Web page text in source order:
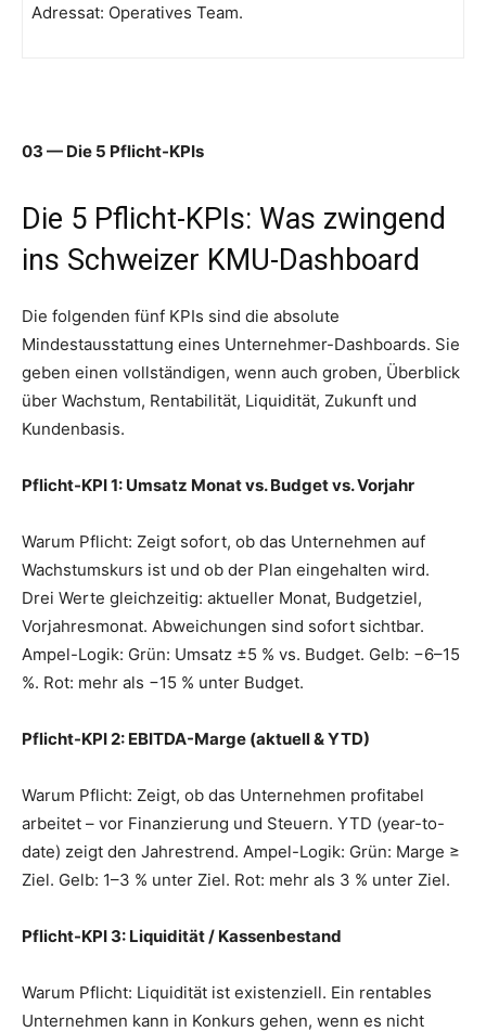
Adressat: Operatives Team.
03 — Die 5 Pflicht-KPIs
Die 5 Pflicht-KPIs: Was zwingend
ins Schweizer KMU-Dashboard
Die folgenden fünf KPIs sind die absolute
Mindestausstattung eines Unternehmer-Dashboards. Sie
geben einen vollständigen, wenn auch groben, Überblick
über Wachstum, Rentabilität, Liquidität, Zukunft und
Kundenbasis.
Pflicht-KPI 1: Umsatz Monat vs. Budget vs. Vorjahr
Warum Pflicht: Zeigt sofort, ob das Unternehmen auf
Wachstumskurs ist und ob der Plan eingehalten wird.
Drei Werte gleichzeitig: aktueller Monat, Budgetziel,
Vorjahresmonat. Abweichungen sind sofort sichtbar.
Ampel-Logik: Grün: Umsatz ±5 % vs. Budget. Gelb: −6–15
%. Rot: mehr als −15 % unter Budget.
Pflicht-KPI 2: EBITDA-Marge (aktuell & YTD)
Warum Pflicht: Zeigt, ob das Unternehmen profitabel
arbeitet – vor Finanzierung und Steuern. YTD (year-to-
date) zeigt den Jahrestrend. Ampel-Logik: Grün: Marge ≥
Ziel. Gelb: 1–3 % unter Ziel. Rot: mehr als 3 % unter Ziel.
Pflicht-KPI 3: Liquidität / Kassenbestand
Warum Pflicht: Liquidität ist existenziell. Ein rentables
Unternehmen kann in Konkurs gehen, wenn es nicht